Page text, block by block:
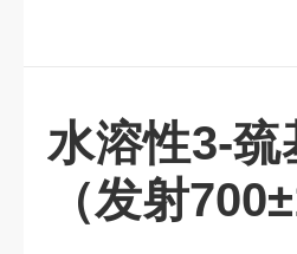
水溶性3-
（发射